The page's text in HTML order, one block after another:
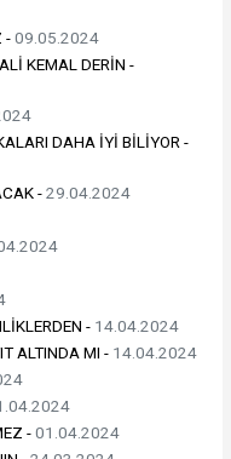
-09.05.2024
KEMAL DERİN -
DAHA İYİ BİLİYOR -
-29.04.2024
- 14.04.2024
ALTINDA MI - 14.04.2024
-01.04.2024